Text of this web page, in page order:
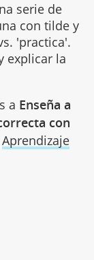
serie de
con tilde y
'practica'.
explicar la
a Enseña a
con
Aprendizaje